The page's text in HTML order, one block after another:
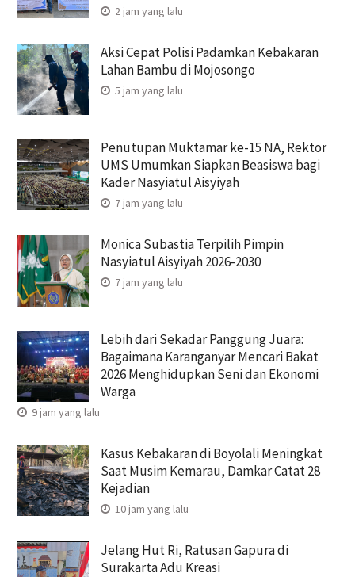
2 jam yang lalu
Aksi Cepat Polisi Padamkan Kebakaran
Lahan Bambu di Mojosongo
5 jam yang lalu
Penutupan Muktamar ke-15 NA, Rektor
UMS Umumkan Siapkan Beasiswa bagi
Kader Nasyiatul Aisyiyah
7 jam yang lalu
Monica Subastia Terpilih Pimpin
Nasyiatul Aisyiyah 2026-2030
7 jam yang lalu
Lebih dari Sekadar Panggung Juara:
Bagaimana Karanganyar Mencari Bakat
2026 Menghidupkan Seni dan Ekonomi
Warga
9 jam yang lalu
Kasus Kebakaran di Boyolali Meningkat
Saat Musim Kemarau, Damkar Catat 28
Kejadian
10 jam yang lalu
Jelang Hut Ri, Ratusan Gapura di
Surakarta Adu Kreasi